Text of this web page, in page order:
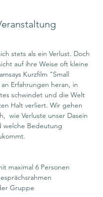
stets als ein Verlust. Doch
auf ihre Weise oft kleine
Kurzfilm "Small
Erfahrungen heran, in
schwindet und die Welt
Halt verliert. Wir gehen
wie Verluste unser Dasein
welche Bedeutung
maximal 6 Personen
Gruppe